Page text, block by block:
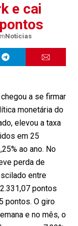
e cai
Notícias
a se firmar
monetária do
elevou a taxa
em 25
ao ano. No
perda de
entre
pontos
pontos. O giro
e no mês, o